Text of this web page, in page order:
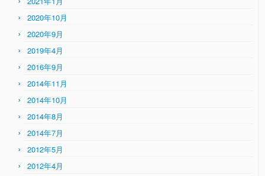
2020年10月
2020年9月
2019年4月
2016年9月
2014年11月
2014年10月
2014年8月
2014年7月
2012年5月
2012年4月